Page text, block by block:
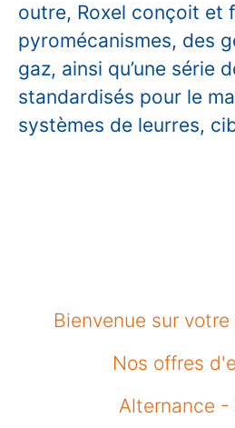
outre, Roxel conçoit et
pyromécanismes, des
gaz, ainsi qu’une série
standardisés pour le
systèmes de leurres,
Bienvenue sur
Nos offres
Alternance -